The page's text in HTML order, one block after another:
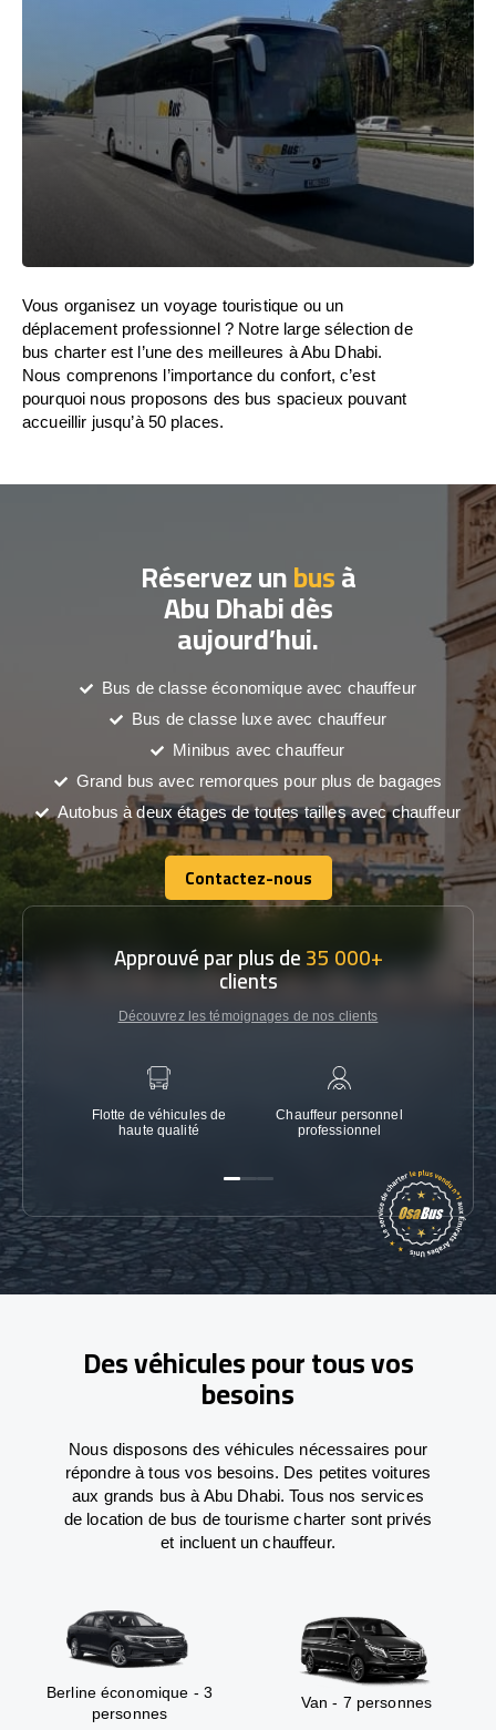
Vous organisez un voyage touristique ou un
déplacement professionnel ? Notre large sélection de
bus charter est l’une des meilleures à Abu Dhabi.
Nous comprenons l’importance du confort, c’est
pourquoi nous proposons des bus spacieux pouvant
accueillir jusqu’à 50 places.
Réservez unbusà
Abu Dhabi dès
aujourd’hui.
Bus de classe économique avec chauffeur
Bus de classe luxe avec chauffeur
Minibus avec chauffeur
Grand bus avec remorques pour plus de bagages
Autobus à deux étages de toutes tailles avec chauffeur
Contactez-nous
Contactez-nous
Approuvé par plus de35 000+
clients
Découvrez les témoignages de nos clients
Flotte de véhicules de
haute qualité
Chauffeur personnel
professionnel
Des véhicules pour tous vos
besoins
Nous disposons des véhicules nécessaires pour
répondre à tous vos besoins. Des petites voitures
aux grands bus à Abu Dhabi. Tous nos services
de location de bus de tourisme charter sont privés
et incluent un chauffeur.
Berline économique - 3
personnes
Van - 7 personnes